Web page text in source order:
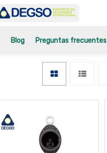
Blog Preguntas frecuentes